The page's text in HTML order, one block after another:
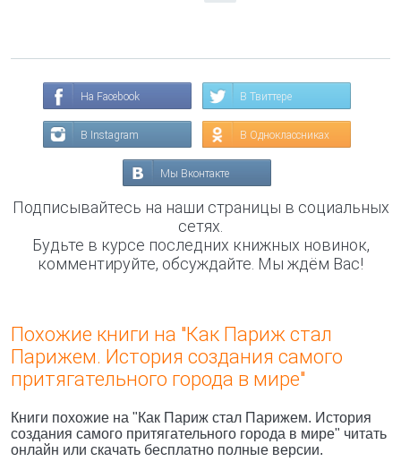
На Facebook В Твиттере
В Instagram В Одноклассниках
Мы Вконтакте
Подписывайтесь на наши страницы в социальных
сетях.
Будьте в курсе последних книжных новинок,
комментируйте, обсуждайте. Мы ждём Вас!
Похожие книги на "Как Париж стал
Парижем. История создания самого
притягательного города в мире"
Книги похожие на "Как Париж стал Парижем. История
создания самого притягательного города в мире" читать
онлайн или скачать бесплатно полные версии.